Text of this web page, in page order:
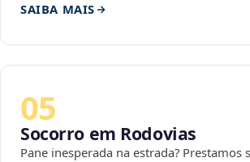
SAIBA MAIS
05
Socorro em Rodovias
Pane inesperada na estrada? Prestamos